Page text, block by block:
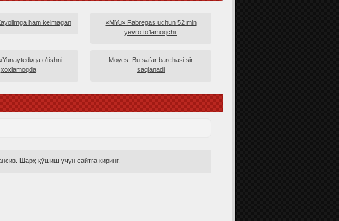
ham kelmagan
«MYu» Fabregas uchun 52 mln
yevro to’lamoqchi.
o’tishni
xoxlamoqda
Moyes: Bu safar barchasi sir
saqlanadi
Шарҳ қўшиш учун сайтга киринг.